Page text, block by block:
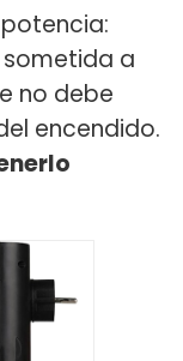
sometida a
no debe
encendido.